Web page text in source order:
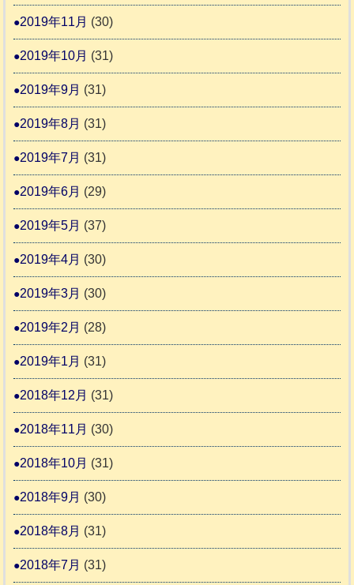
2019年11月 (30)
2019年10月 (31)
2019年9月 (31)
2019年8月 (31)
2019年7月 (31)
2019年6月 (29)
2019年5月 (37)
2019年4月 (30)
2019年3月 (30)
2019年2月 (28)
2019年1月 (31)
2018年12月 (31)
2018年11月 (30)
2018年10月 (31)
2018年9月 (30)
2018年8月 (31)
2018年7月 (31)